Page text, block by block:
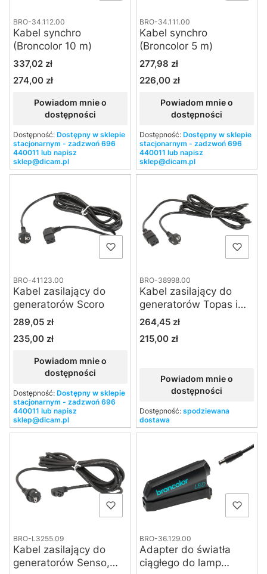
BRO-34.112.00
Kabel synchro
(Broncolor 10 m)
Cena
337,02 zł
Cena
274,00 zł
Powiadom mnie o
dostępności
Dostępność: Dostępny w sklepie
stacjonarnym - zadzwoń 696
440011 lub napisz
sklep@dicam.pl
BRO-34.111.00
Kabel synchro
(Broncolor 5 m)
Cena
277,98 zł
Cena
226,00 zł
Powiadom mnie o
dostępności
Dostępność: Dostępny w sklepie
stacjonarnym - zadzwoń 696
440011 lub napisz
sklep@dicam.pl
BRO-41123.00
Kabel zasilający do
generatorów Scoro
Cena
289,05 zł
Cena
235,00 zł
Powiadom mnie o
dostępności
Dostępność: Dostępny w sklepie
stacjonarnym - zadzwoń 696
440011 lub napisz
sklep@dicam.pl
BRO-38998.00
Kabel zasilający do
generatorów Topas i
Verso
Cena
264,45 zł
Cena
215,00 zł
Powiadom mnie o
dostępności
Dostępność: spodziewana
dostawa
BRO-L3255.09
Kabel zasilający do
generatorów Senso,
BRO-36.129.00
Adapter do światła
ciągłego do lamp